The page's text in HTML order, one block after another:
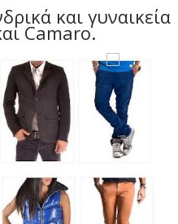
και γυναικεία
Camaro.